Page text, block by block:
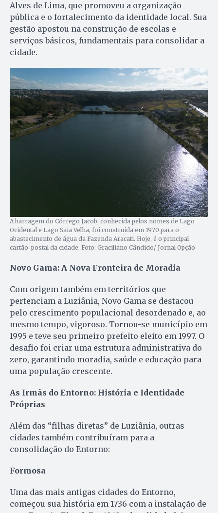
Alves de Lima, que promoveu a organização
pública e o fortalecimento da identidade local. Sua
gestão apostou na construção de escolas e
serviços básicos, fundamentais para consolidar a
cidade.
A barragem do Córrego Jacob, conhecida pelos nomes de Lago
Ocidental e Lago Saia Velha, foi construída em 1970 para o
abastecimento de água da Fazenda Aracati. Hoje, é o principal
cartão-postal da cidade. Foto: Graciliano Cândido/ Jornal Opção
Novo Gama: A Nova Fronteira de Moradia
Com origem também em territórios que
pertenciam a Luziânia, Novo Gama se destacou
pelo crescimento populacional desordenado e, ao
mesmo tempo, vigoroso. Tornou-se município em
1995 e teve seu primeiro prefeito eleito em 1997. O
desafio foi criar uma estrutura administrativa do
zero, garantindo moradia, saúde e educação para
uma população crescente.
As Irmãs do Entorno: História e Identidade
Próprias
Além das “filhas diretas” de Luziânia, outras
cidades também contribuíram para a
consolidação do Entorno:
Formosa
Uma das mais antigas cidades do Entorno,
começou sua história em 1736 com a instalação de